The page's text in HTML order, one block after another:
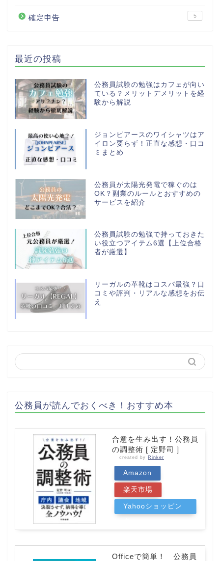
確定申告 5
最近の投稿
公務員試験の勉強はカフェが向い
ている？メリットデメリットを経
験から解説
ジョンピアースのワイシャツはア
イロン要らず！正直な感想・口コ
ミまとめ
公務員が太陽光発電で稼ぐのは
OK？副業のルールとおすすめの
サービスを紹介
公務員試験の勉強で持っておきた
い役立つアイテム6選【上位合格
者が厳選】
リーガルの革靴はコスパ最強？口
コミや評判・リアルな感想をお伝
え
公務員が読んでおくべき！おすすめ本
合意を生み出す！公務員
の調整術 [ 定野司 ]
created by Rinker
Amazon
楽天市場
Yahooショッピン
Officeで簡単！ 公務員